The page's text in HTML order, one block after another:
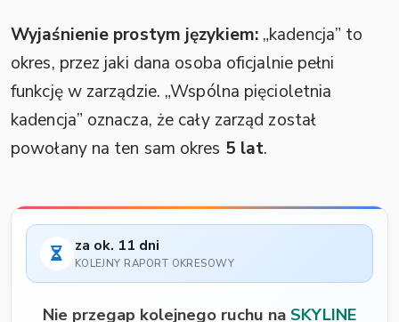
Wyjaśnienie prostym językiem:„kadencja” to
okres, przez jaki dana osoba oficjalnie pełni
funkcję w zarządzie. „Wspólna pięcioletnia
kadencja” oznacza, że cały zarząd został
powołany na ten sam okres 5 lat.
za ok. 11 dni
KOLEJNY RAPORT OKRESOWY
Nie przegap kolejnego ruchu na SKYLINE